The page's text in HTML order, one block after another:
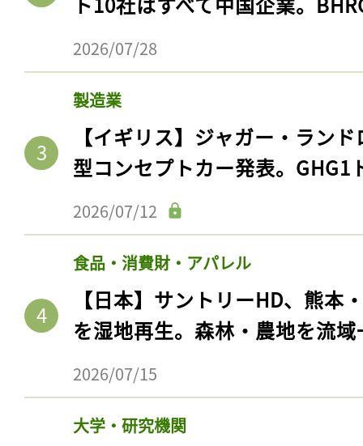
2026/07/28
製造業
【イギリス】ジャガー・ラン
型コンセプトカー発表。GHG1
2026/07/12
食品・消費財・アパレル
【日本】サントリーHD、熊本
を湿地再生。森林・農地を流
2026/07/15
大学・研究機関